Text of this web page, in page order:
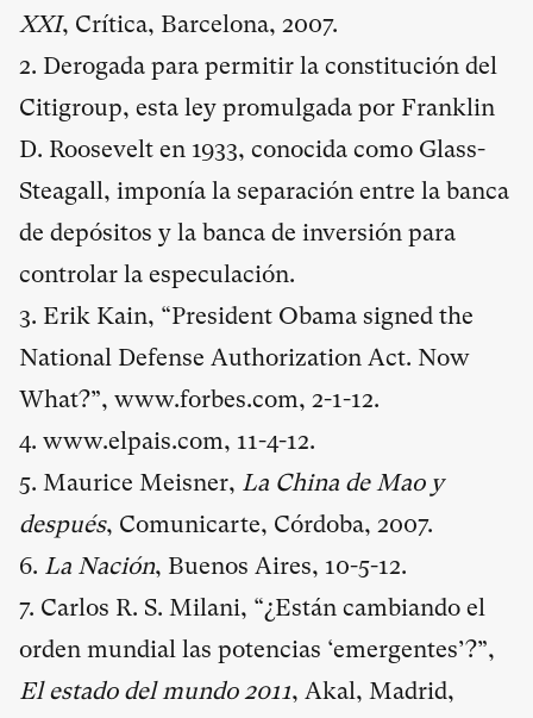
XXI, Crítica, Barcelona, 2007.
2. Derogada para permitir la constitución del
Citigroup, esta ley promulgada por Franklin
D. Roosevelt en 1933, conocida como Glass-
Steagall, imponía la separación entre la banca
de depósitos y la banca de inversión para
controlar la especulación.
3. Erik Kain, “President Obama signed the
National Defense Authorization Act. Now
What?”, www.forbes.com, 2-1-12.
4. www.elpais.com, 11-4-12.
5. Maurice Meisner, La China de Mao y
después, Comunicarte, Córdoba, 2007.
6. La Nación, Buenos Aires, 10-5-12.
7. Carlos R. S. Milani, “¿Están cambiando el
orden mundial las potencias ‘emergentes’?”,
El estado del mundo 2011, Akal, Madrid,